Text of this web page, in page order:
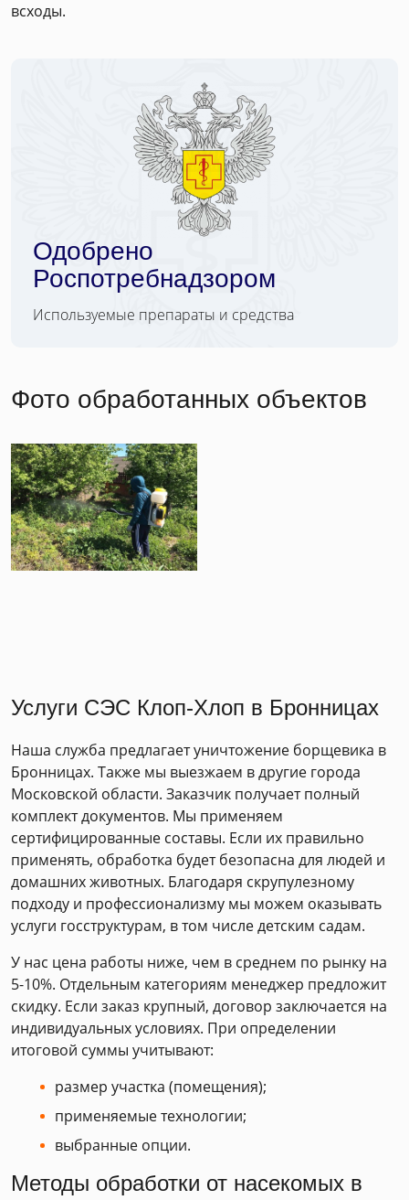
всходы.
Одобрено
Роспотребнадзором
Используемые препараты и средства
Фото обработанных объектов
Услуги СЭС Клоп-Хлоп в Бронницах
Наша служба предлагает уничтожение борщевика в
Бронницах. Также мы выезжаем в другие города
Московской области. Заказчик получает полный
комплект документов. Мы применяем
сертифицированные составы. Если их правильно
применять, обработка будет безопасна для людей и
домашних животных. Благодаря скрупулезному
подходу и профессионализму мы можем оказывать
услуги госструктурам, в том числе детским садам.
У нас цена работы ниже, чем в среднем по рынку на
5-10%. Отдельным категориям менеджер предложит
скидку. Если заказ крупный, договор заключается на
индивидуальных условиях. При определении
итоговой суммы учитывают:
размер участка (помещения);
применяемые технологии;
выбранные опции.
Методы обработки от насекомых в